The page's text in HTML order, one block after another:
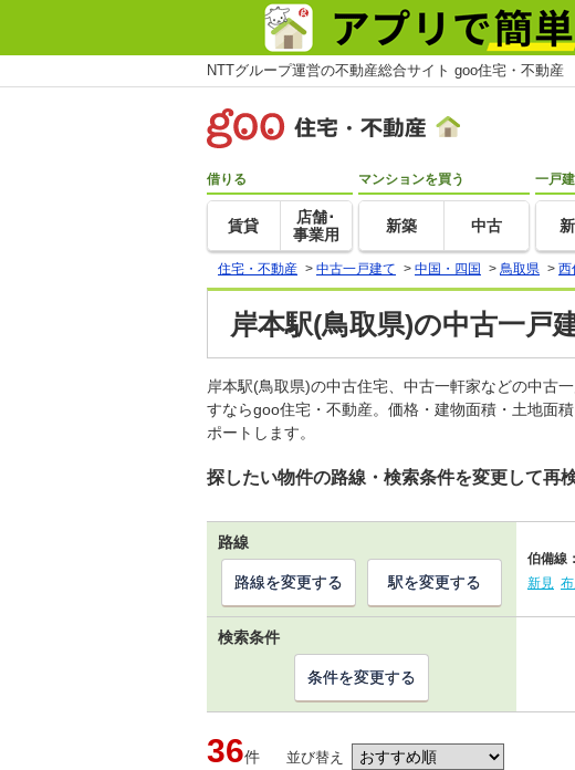
NTTグループ運営の不動産総合サイト goo住宅・不動産
借りる
賃貸
店舗･
事業用
マンションを買う
新築 中古
一戸
住宅・不動産 > 中古一戸建て > 中国・四国 > 鳥取県 > 西
岸本駅(鳥取県)の中古一戸
岸本駅(鳥取県)の中古住宅、中古一軒家などの中古
すならgoo住宅・不動産。価格・建物面積・土地面
ポートします。
探したい物件の路線・検索条件を変更して再
路線
伯備線：
新見
路線を変更する 駅を変更する
検索条件
条件を変更する
36件 並び替え